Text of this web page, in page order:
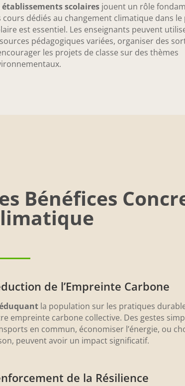
établissements scolaires jouent un rôle
cours dédiés au changement climatique dans
est essentiel. Les enseignants peuvent
pédagogiques variées, organiser des
les projets de classe sur des thèmes
Bénéfices
de l’Empreinte Carbone
la population sur les pratiques
empreinte carbone collective. Des gestes
en commun, économiser l’énergie, ou
peuvent avoir un impact significatif.
de la Résilience